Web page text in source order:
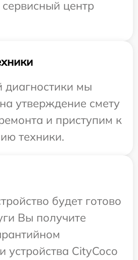
центр
диагностики мы
утверждение смету
и приступим к
техники.
будет готово
Вы получите
устройства CityCoco